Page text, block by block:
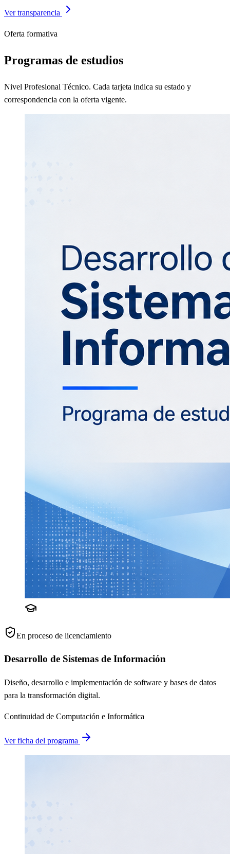
Ver transparencia
Oferta formativa
Programas de estudios
Nivel Profesional Técnico. Cada tarjeta indica su estado y
correspondencia con la oferta vigente.
En proceso de licenciamiento
Desarrollo de Sistemas de Información
Diseño, desarrollo e implementación de software y bases de datos
para la transformación digital.
Continuidad de Computación e Informática
Ver ficha del programa